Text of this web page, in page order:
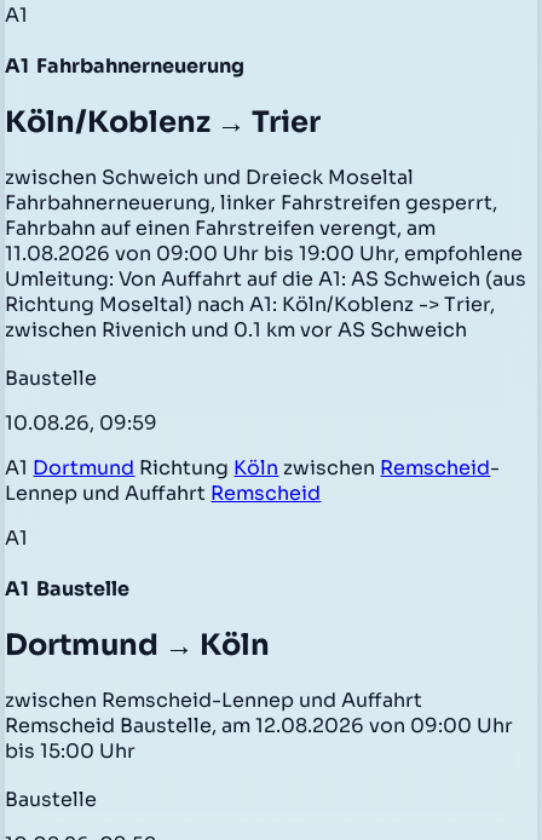
A1
A1 Fahrbahnerneuerung
Köln/Koblenz → Trier
zwischen Schweich und Dreieck Moseltal
Fahrbahnerneuerung, linker Fahrstreifen gesperrt,
Fahrbahn auf einen Fahrstreifen verengt, am
11.08.2026 von 09:00 Uhr bis 19:00 Uhr, empfohlene
Umleitung: Von Auffahrt auf die A1: AS Schweich (aus
Richtung Moseltal) nach A1: Köln/Koblenz -> Trier,
zwischen Rivenich und 0.1 km vor AS Schweich
Baustelle
10.08.26, 09:59
A1 Dortmund Richtung Köln zwischen Remscheid-
Lennep und Auffahrt Remscheid
A1
A1 Baustelle
Dortmund → Köln
zwischen Remscheid-Lennep und Auffahrt
Remscheid Baustelle, am 12.08.2026 von 09:00 Uhr
bis 15:00 Uhr
Baustelle